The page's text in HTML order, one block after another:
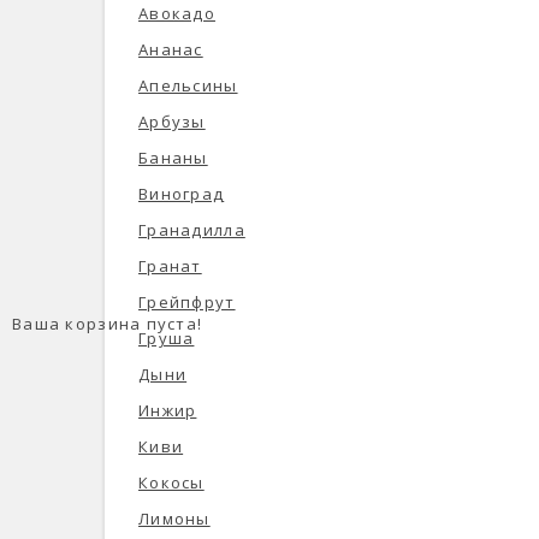
Ваша корзина пуста!
Авокадо
Ананас
Апельсины
Арбузы
Бананы
Виноград
Гранадилла
Гранат
Грейпфрут
Груша
Дыни
Инжир
Киви
Кокосы
Лимоны